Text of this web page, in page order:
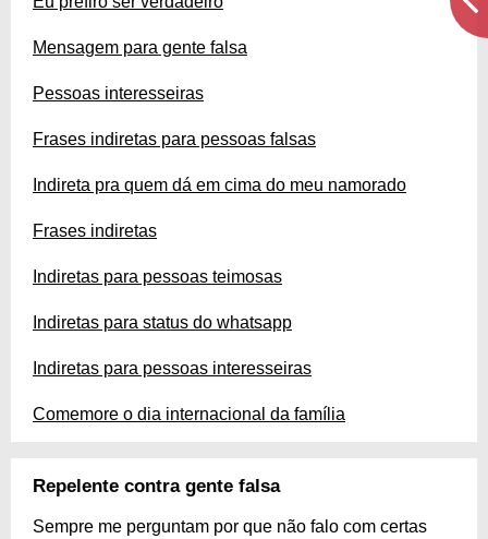
Mensagem para gente falsa
Pessoas interesseiras
Frases indiretas para pessoas falsas
Indireta pra quem dá em cima do meu namorado
Frases indiretas
Indiretas para pessoas teimosas
Indiretas para status do whatsapp
Indiretas para pessoas interesseiras
Comemore o dia internacional da família
Repelente contra gente falsa
Sempre me perguntam por que não falo com certas